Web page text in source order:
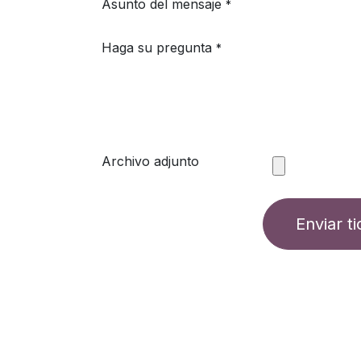
Asunto del mensaje *
Haga su pregunta *
Archivo adjunto
Enviar